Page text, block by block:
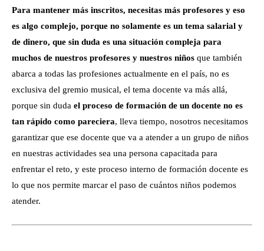
Para mantener más inscritos, necesitas más profesores y eso
es algo complejo, porque no solamente es un tema salarial y
de dinero, que sin duda es una situación compleja para
muchos de nuestros profesores y nuestros niños que también
abarca a todas las profesiones actualmente en el país, no es
exclusiva del gremio musical, el tema docente va más allá,
porque sin duda el proceso de formación de un docente no es
tan rápido como pareciera, lleva tiempo, nosotros necesitamos
garantizar que ese docente que va a atender a un grupo de niños
en nuestras actividades sea una persona capacitada para
enfrentar el reto, y este proceso interno de formación docente es
lo que nos permite marcar el paso de cuántos niños podemos
atender.